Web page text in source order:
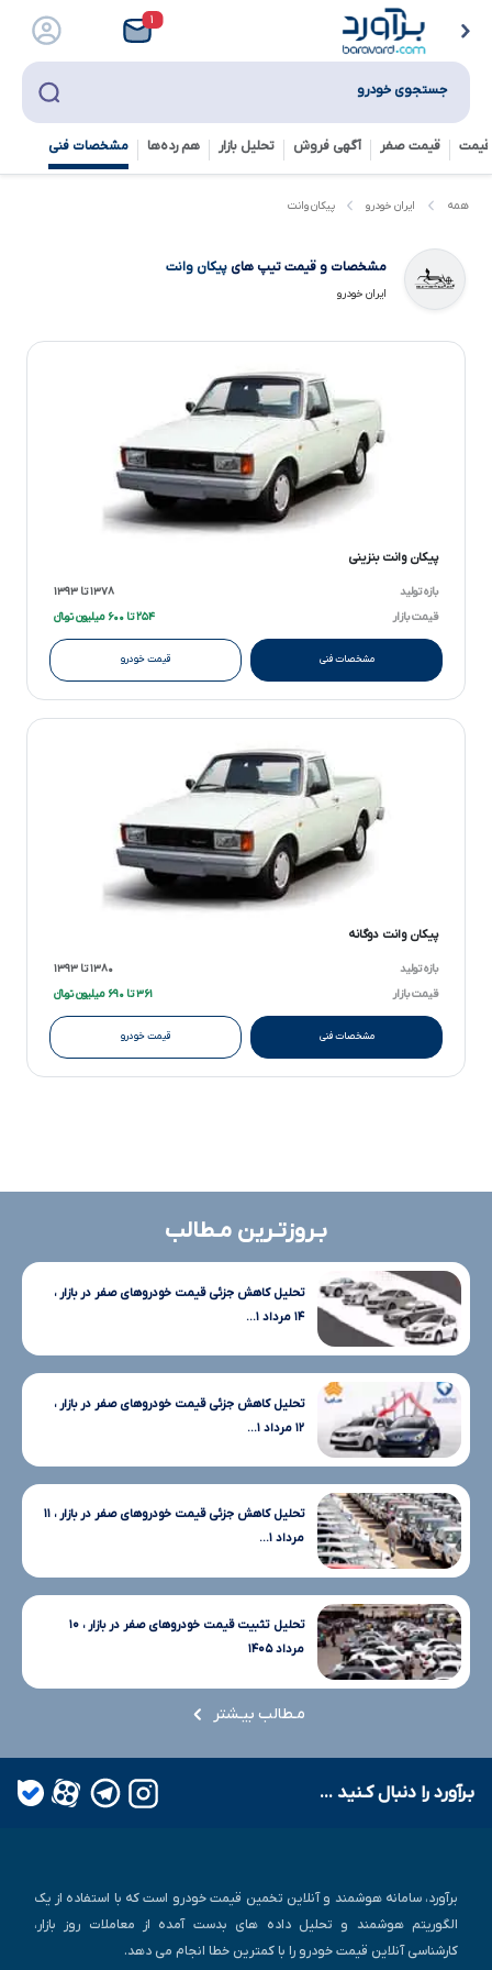
۱
جستجوی خودرو
قیمت صفر آگهی فروش تحلیل بازار هم رده‌ها‌ مشخصات فنی
همه ایران خودرو پیکان وانت
مشخصات و قیمت تیپ هایپیکان وانت
ایران خودرو
پیکان وانت بنزینی
بازه تولید
۱۳۷۸ تا ۱۳۹۳
قیمت بازار
۲۵۴ تا ۶۰۰ میلیون تومانءءء
مشخصات فنی قیمت خودرو
پیکان وانت دوگانه
بازه تولید
۱۳۸۰ تا ۱۳۹۳
قیمت بازار
۳۶۱ تا ۶۹۰ میلیون تومانءءء
مشخصات فنی قیمت خودرو
بـروزتـرین مـطالب
تحلیل کاهش جزئی قیمت خودروهای صفر در بازار ،
۱۴ مرداد ۱...
تحلیل کاهش جزئی قیمت خودروهای صفر در بازار ،
۱۲ مرداد ۱...
تحلیل کاهش جزئی قیمت خودروهای صفر در بازار ، ۱۱
مرداد ۱...
تحلیل تثبیت قیمت خودروهای صفر در بازار ، ۱۰
مرداد ۱۴۰۵
مـطالب بیـشتر
بـرآورد را دنبال کـنید ...
برآورد، سامانه هوشمند و آنلاین تخمین قیمت خودرو است که با استفاده از یک
الگوریتم هوشمند و تحلیل داده های بدست آمده از معاملات روز بازار،
کارشناسی آنلاین قیمت خودرو را با کمترین خطا انجام می دهد.